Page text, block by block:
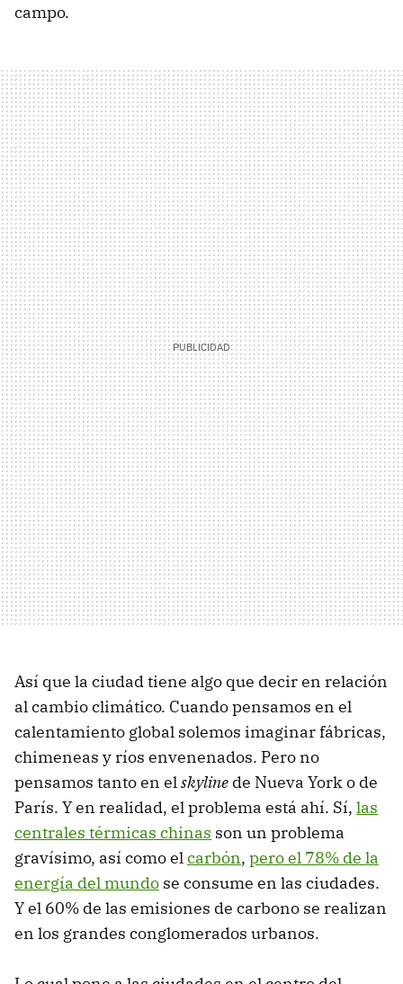
campo.
Así que la ciudad tiene algo que decir en relación
al cambio climático. Cuando pensamos en el
calentamiento global solemos imaginar fábricas,
chimeneas y ríos envenenados. Pero no
pensamos tanto en elskyline de Nueva York o de
París. Y en realidad, el problema está ahí. Sí, las
centrales térmicas chinas son un problema
gravísimo, así como elcarbón, pero el 78% de la
energía del mundo se consume en las ciudades.
Y el 60% de las emisiones de carbono se realizan
en los grandes conglomerados urbanos.